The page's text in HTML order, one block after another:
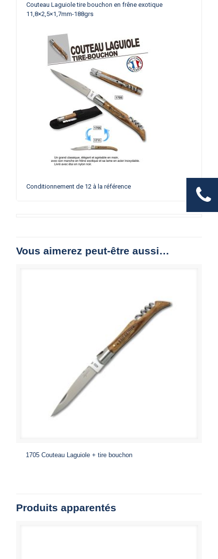
Couteau Laguiole tire bouchon en frêne exotique
11,8×2,5×1,7mm-188grs
Conditionnement de 12 à la référence
Vous aimerez peut-être aussi…
1705 Couteau Laguiole + tire bouchon
Produits apparentés